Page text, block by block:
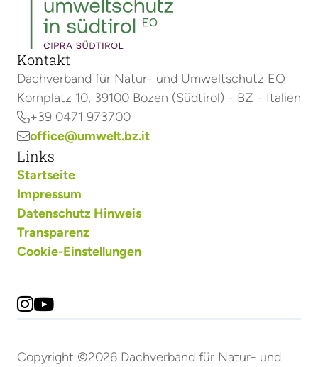
Kontakt
Dachverband für Natur- und Umweltschutz EO
Kornplatz 10, 39100 Bozen (Südtirol) - BZ - Italien
+39 0471 973700
office@umwelt.bz.it
Links
Startseite
Impressum
Datenschutz Hinweis
Transparenz
Cookie-Einstellungen

Copyright ©2026 Dachverband für Natur- und